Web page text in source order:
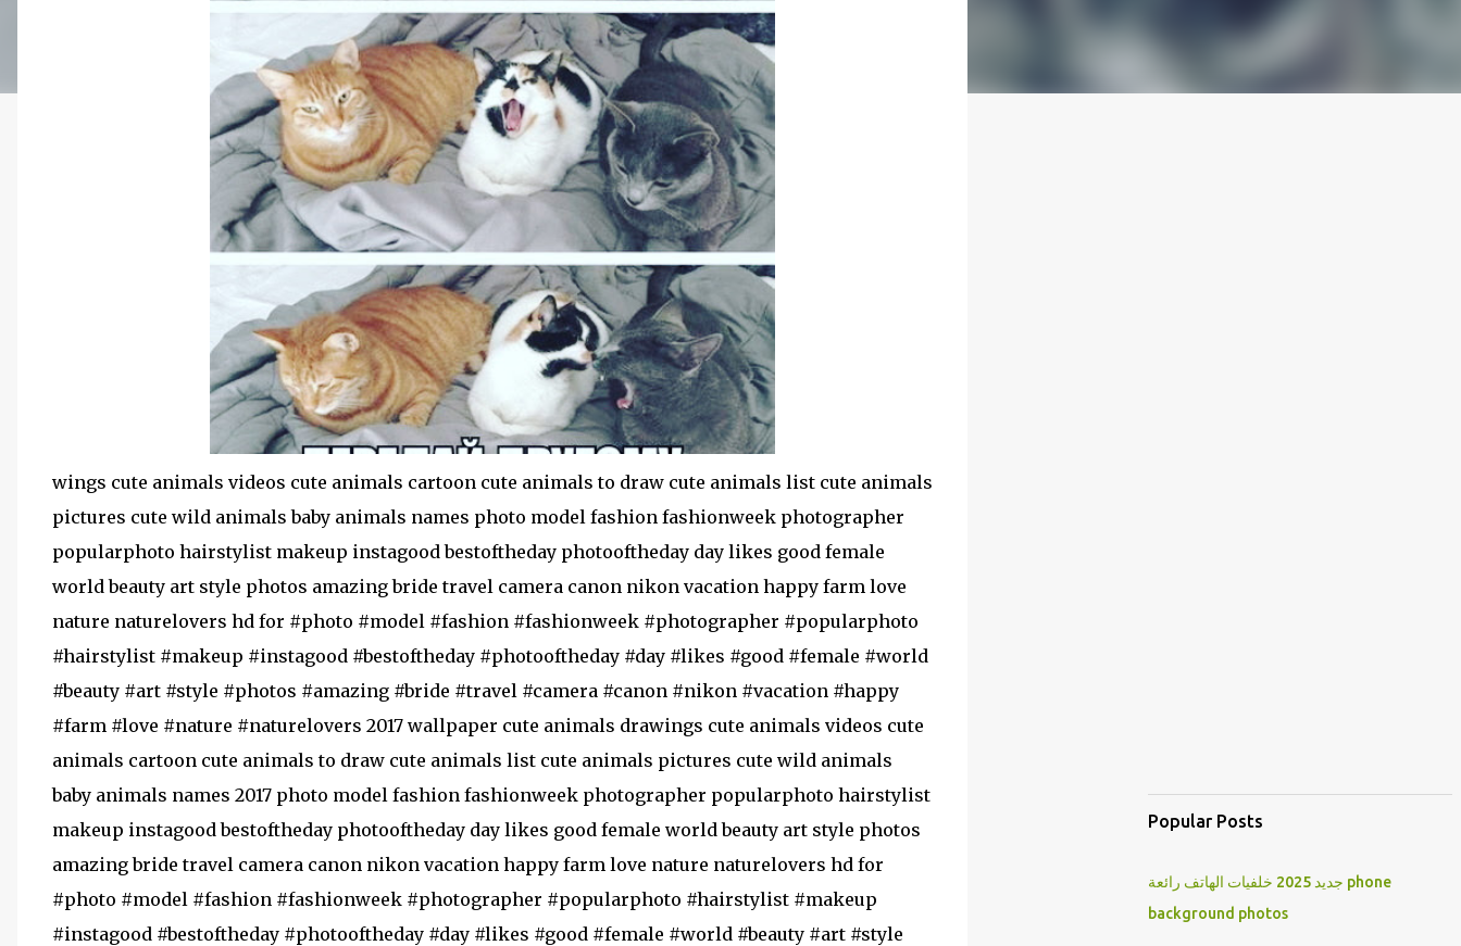
wings cute animals videos cute animals cartoon cute animals to draw cute animals list cute animals
pictures cute wild animals baby animals names photo model fashion fashionweek photographer
popularphoto hairstylist makeup instagood bestoftheday photooftheday day likes good female
world beauty art style photos amazing bride travel camera canon nikon vacation happy farm love
nature naturelovers hd for #photo #model #fashion #fashionweek #photographer #popularphoto
#hairstylist #makeup #instagood #bestoftheday #photooftheday #day #likes #good #female #world
#beauty #art #style #photos #amazing #bride #travel #camera #canon #nikon #vacation #happy
#farm #love #nature #naturelovers 2017 wallpaper cute animals drawings cute animals videos cute
animals cartoon cute animals to draw cute animals list cute animals pictures cute wild animals
baby animals names 2017 photo model fashion fashionweek photographer popularphoto hairstylist
makeup instagood bestoftheday photooftheday day likes good female world beauty art style photos
amazing bride travel camera canon nikon vacation happy farm love nature naturelovers hd for
#photo #model #fashion #fashionweek #photographer #popularphoto #hairstylist #makeup
#instagood #bestoftheday #photooftheday #day #likes #good #female #world #beauty #art #style
Popular Posts
جديد 2025 خلفيات الهاتف رائعة phone
background photos